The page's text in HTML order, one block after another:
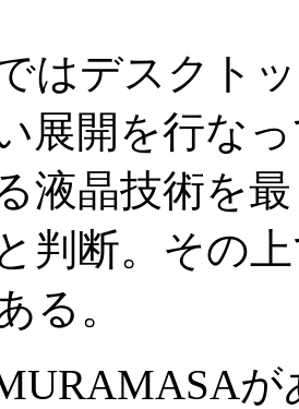
はデスクト
展開を行な
液晶技術を
判断。その
る。
が